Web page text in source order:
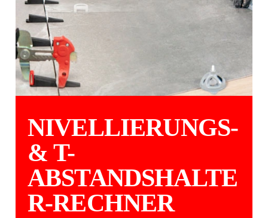
NIVELLIERUNGS-
& T-
ABSTANDSHALTE
R-RECHNER